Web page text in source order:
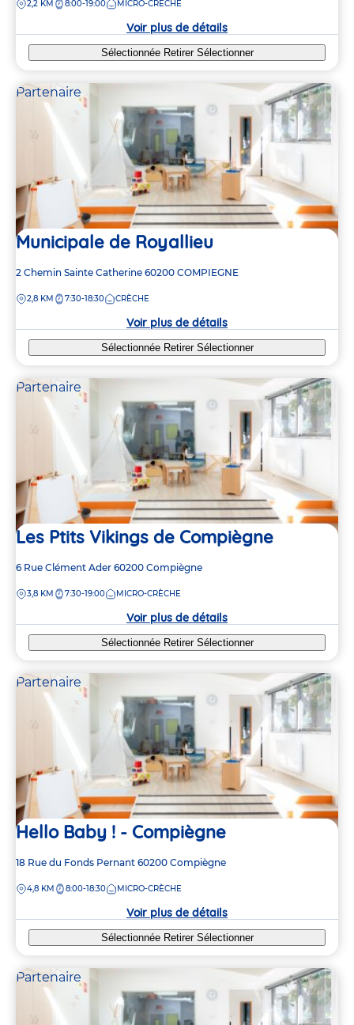
la
DISTANCE
2,2 KM 8:00-19:00 MICRO-CRÈCHE
Voir plus de détails
Sélectionnée Retirer Sélectionner
Partenaire
Municipale de Royallieu
Adresse
la
2 Chemin Sainte Catherine 60200 COMPIEGNE
DISTANCE
2,8 KM 7:30-18:30 CRÈCHE
Voir plus de détails
Sélectionnée Retirer Sélectionner
Partenaire
Les Ptits Vikings de Compiègne
Adresse
la
6 Rue Clément Ader 60200 Compiègne
DISTANCE
3,8 KM 7:30-19:00 MICRO-CRÈCHE
Voir plus de détails
Sélectionnée Retirer Sélectionner
Partenaire
Hello Baby ! - Compiègne
Adresse
la
18 Rue du Fonds Pernant 60200 Compiègne
DISTANCE
4,8 KM 8:00-18:30 MICRO-CRÈCHE
Voir plus de détails
Sélectionnée Retirer Sélectionner
Partenaire